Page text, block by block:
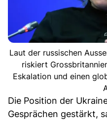
Laut der russischen
riskiert
Eskalation und einen
Die Position der
Gesprächen gestärkt,